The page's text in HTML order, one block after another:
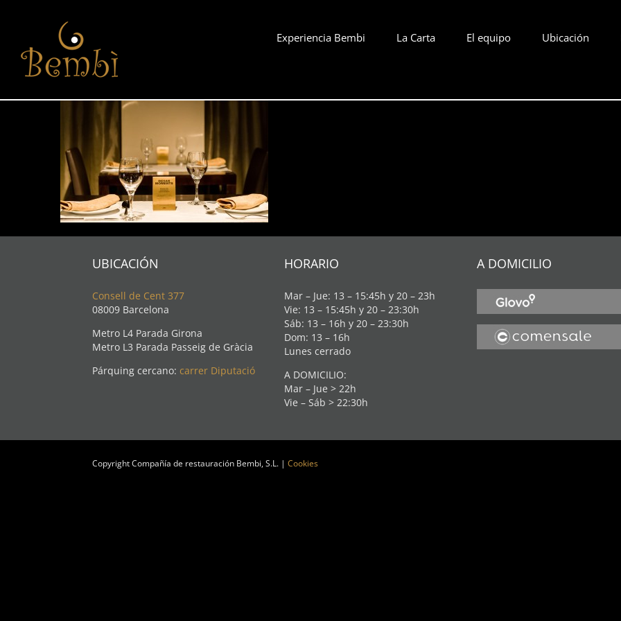
contenido
Experiencia Bembi La Carta El equipo Ubicación
UBICACIÓN
Consell de Cent 377
08009 Barcelona
Metro L4 Parada Girona
Metro L3 Parada Passeig de Gràcia
Párquing cercano: carrer Diputació
HORARIO
Mar – Jue: 13 – 15:45h y 20 – 23h
Vie: 13 – 15:45h y 20 – 23:30h
Sáb: 13 – 16h y 20 – 23:30h
Dom: 13 – 16h
Lunes cerrado
A DOMICILIO:
Mar – Jue > 22h
Vie – Sáb > 22:30h
A DOMICILIO
Copyright Compañía de restauración Bembi, S.L. | Cookies